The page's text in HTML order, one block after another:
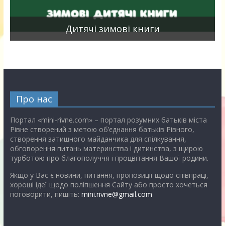
Дитячі зимові книги
Про нас
Портал «mini-rivne.com» – портал розумних батьків міста
Рівне створений з метою об’єднання батьків Рівного,
створення затишного майданчика для спілкування,
обговорення питань материнства і дитинства, з щирою
турботою про благополуччя і процвітання Вашої родини.
Якщо у Вас є новини, питання, пропозиції щодо співпраці,
хороші ідеї щодо поліпшення Сайту або просто хочеться
поговорити, пишіть: mini.rivne@gmail.com